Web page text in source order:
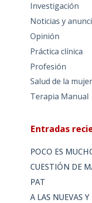
Investigación
Noticias y
Opinión
Práctica clínica
Profesión
Salud de la mujer
Terapia Manual
Entradas
POCO ES
CUESTIÓN DE
PAT
A LAS NUEVAS